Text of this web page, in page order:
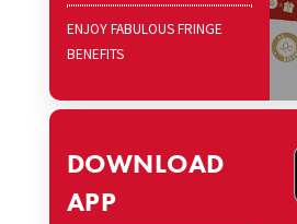
ENJOY FABULOUS FRINGE
BENEFITS
DOWNLOAD
APP